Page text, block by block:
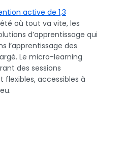
active de 1,3
où tout va vite, les
d’apprentissage qui
l’apprentissage des
Le micro-learning
des sessions
flexibles, accessibles à